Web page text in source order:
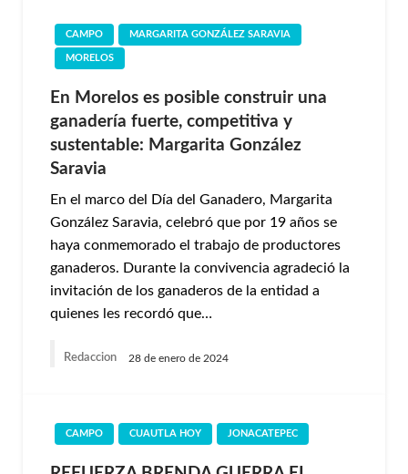
CAMPO MARGARITA GONZÁLEZ SARAVIA
MORELOS
En Morelos es posible construir una
ganadería fuerte, competitiva y
sustentable: Margarita González
Saravia
En el marco del Día del Ganadero, Margarita
González Saravia, celebró que por 19 años se
haya conmemorado el trabajo de productores
ganaderos. Durante la convivencia agradeció la
invitación de los ganaderos de la entidad a
quienes les recordó que…
Redaccion 28 de enero de 2024
CAMPO CUAUTLA HOY JONACATEPEC